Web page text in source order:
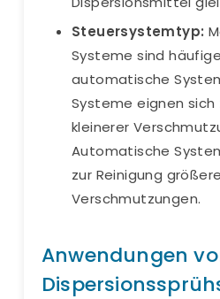
Steuersystemtyp:
Systeme sind
automatische
Systeme eignen sich
kleinerer
Automatische
zur Reinigung
Verschmutzungen.
Anwendungen